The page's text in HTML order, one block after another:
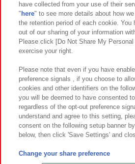
関連会社 サステナビリティ
プライバシーポリシー ウェブアクセシ
お取引先さまとともに
カスタマーハラスメント対応方針 よくあ
©Bandai Namco
©Bandai Namco Amusement
have collected from your use of their
" here" to see more details about how
the retention period of each cookie. You
out of our sharing of your information
Please click [Do Not Share My
exercise your right.
Please note that even if you have
preference signals , if you choose to
cookies and other identifiers on the
you will be deemed to have consented
regardless of the opt-out preference
understand and agree to this setting,
consent on the following setup banner
below, then click 'Save Settings' and
Change your share preference